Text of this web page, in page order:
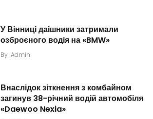
У Вінниці даішники затримали
озброєного водія на «BMW»
By Admin
Внаслідок зіткнення з комбайном
загинув 38-річний водій автомобіля
«Daewoo Nexia»